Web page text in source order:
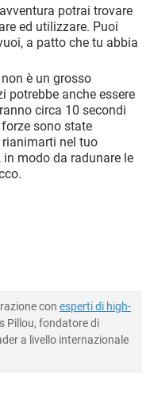
potrai trovare
ed utilizzare. Puoi
a patto che tu abbia
è un grosso
potrebbe anche essere
circa 10 secondi
sono state
nel tuo
modo da radunare le
con esperti di high-
Pillou, fondatore di
a livello internazionale